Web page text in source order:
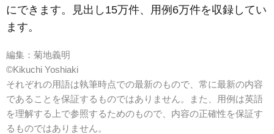
にできます。見出し15万件、用例6万件を収録してい
ます。
編集：菊地義明
©Kikuchi Yoshiaki
それぞれの用語は執筆時点での最新のもので、常に最新の内容
であることを保証するものではありません。また、用例は英語
を理解する上で参照するためのもので、内容の正確性を保証す
るものではありません。